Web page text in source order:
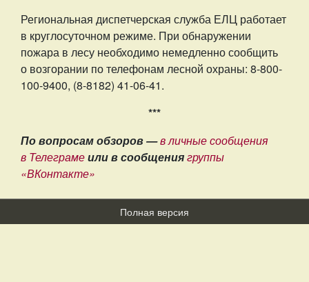
Региональная диспетчерская служба ЕЛЦ работает
в круглосуточном режиме. При обнаружении
пожара в лесу необходимо немедленно сообщить
о возгорании по телефонам лесной охраны: 8-800-
100-9400, (8-8182) 41-06-41.
***
По вопросам обзоров —в личные сообщения
в Телеграмеили в сообщениягруппы
«ВКонтакте»
Полная версия